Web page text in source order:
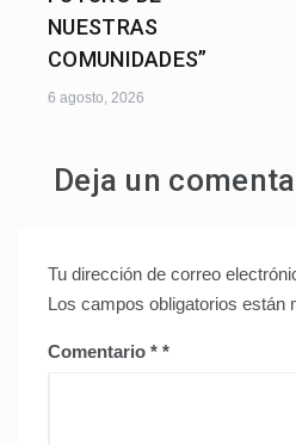
NUESTRAS
COMUNIDADES”
6 agosto, 2026
Deja un
Tu dirección de correo
Los campos obligatorios están
Comentario *